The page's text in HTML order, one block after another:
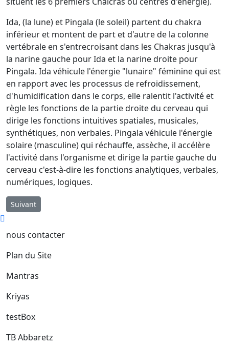
Ida, (la lune) et Pingala (le soleil) partent du chakra
inférieur et montent de part et d'autre de la colonne
vertébrale en s'entrecroisant dans les Chakras jusqu'à
la narine gauche pour Ida et la narine droite pour
Pingala. Ida véhicule l'énergie "lunaire" féminine qui est
en rapport avec les processus de refroidissement,
d'humidification dans le corps, elle ralentit l'activité et
règle les fonctions de la partie droite du cerveau qui
dirige les fonctions intuitives spatiales, musicales,
synthétiques, non verbales. Pingala véhicule l'énergie
solaire (masculine) qui réchauffe, assèche, il accélère
l'activité dans l'organisme et dirige la partie gauche du
cerveau c'est-à-dire les fonctions analytiques, verbales,
numériques, logiques.
Article suivant : La Méditation
Suivant
nous contacter
Plan du Site
Mantras
Kriyas
testBox
TB Abbaretz